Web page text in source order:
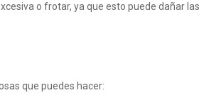
o frotar, ya que esto puede dañar las
que puedes hacer: